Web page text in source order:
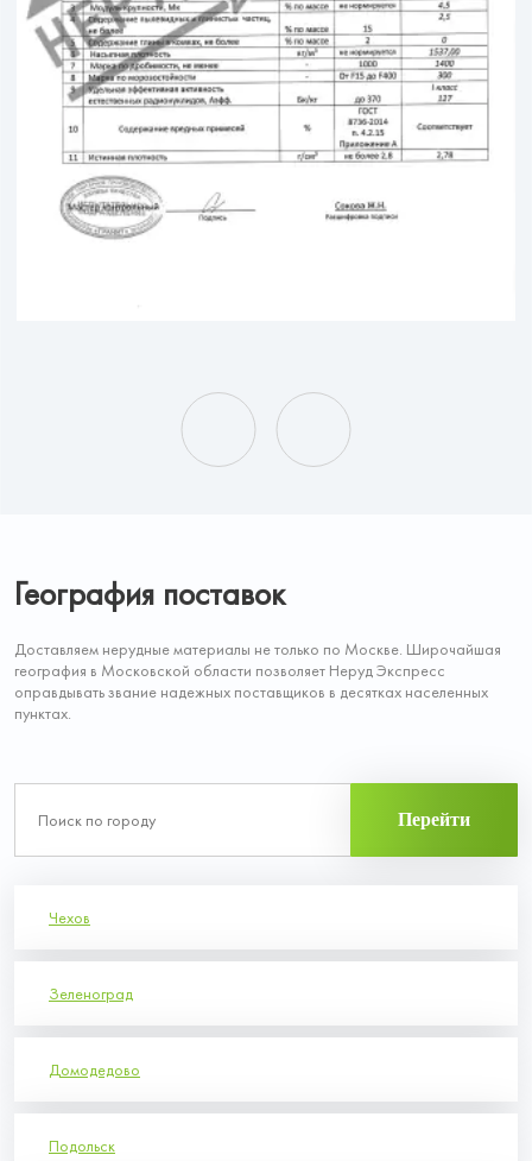
География поставок
Доставляем нерудные материалы не только по Москве. Широчайшая
география в Московской области позволяет Неруд Экспресс
оправдывать звание надежных поставщиков в десятках населенных
пунктах.
Перейти
Чехов
Зеленоград
Домодедово
Подольск